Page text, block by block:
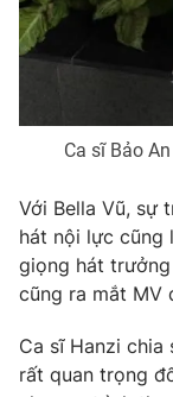
THỜI BÁO VTV
Theo dõi báo trên
Cơ quan chủ quản:
Cơ quan báo chí:
Giấy phép hoạt
cấp ngày 29/12/
Phó Tổng Biên tập:
Nguyễn Trọng Ninh
Ca sĩ Bảo
Với Bella Vũ, sự
hát nội lực cũng
giọng hát
cũng ra mắt MV
Ca sĩ Hanzi
rất quan trọng